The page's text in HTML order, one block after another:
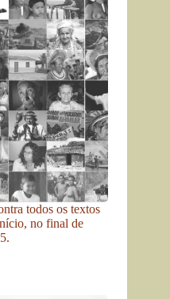
todos os textos
no final de